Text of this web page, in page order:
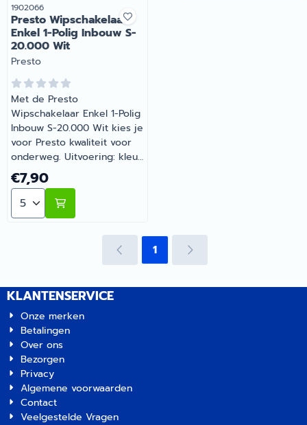
Artikelnummer
1902066
Presto Wipschakelaar
Enkel 1-Polig Inbouw S-
20.000 Wit
Merk:
Presto
Met de Presto
Wipschakelaar Enkel 1-Polig
Inbouw S-20.000 Wit kies je
voor Presto kwaliteit voor
onderweg. Uitvoering: kleur
wit. Zo blijft je camper of
caravan goed onderhouden
en compleet. Barsema
Recreatie levert camper-,
campingonderdelen met
Prijs: 7,90
€7,90
Aantal kiezen voor Presto Wipschakelaar Enkel 1-
1
KLANTENSERVICE
Onze merken
Betalingen
Over ons
Bezorgen
Privacy
Algemene voorwaarden
Contact
Veelgestelde Vragen